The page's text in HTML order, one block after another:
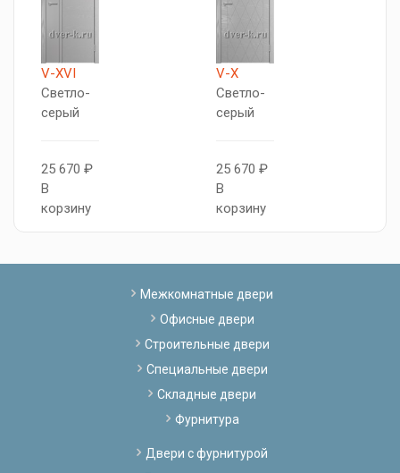
V-XVI
Светло-
серый
25 670 ₽
В
корзину
V-X
Светло-
серый
25 670 ₽
В
корзину
Межкомнатные двери
Офисные двери
Строительные двери
Специальные двери
Складные двери
Фурнитура
Двери с фурнитурой